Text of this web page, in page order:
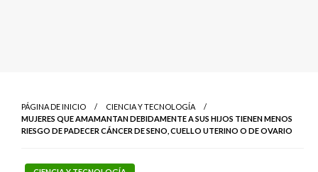
PÁGINA DE INICIO
CIENCIA Y TECNOLOGÍA
MUJERES QUE AMAMANTAN DEBIDAMENTE A SUS HIJOS TIENEN MENOS
RIESGO DE PADECER CÁNCER DE SENO, CUELLO UTERINO O DE OVARIO